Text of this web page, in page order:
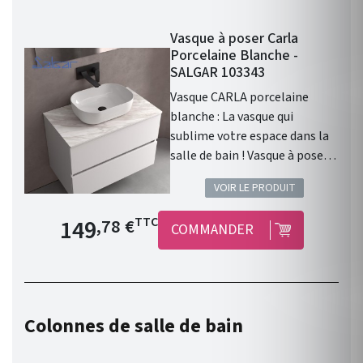
Vasque à poser Carla
Porcelaine Blanche -
SALGAR 103343
Vasque CARLA porcelaine
blanche : La vasque qui
sublime votre espace dans la
salle de bain ! Vasque à poser
CARLA sans siphon ni bonde
de vidage clic-clac
PORCELAINE BLANCHE Ø 360
x 105 mm . Vasque à poser .
Matière : Porcelaine. Finition :
Gamme : CARLA . Fabriqué en
VOIR LE PRODUIT
Prix de base
149,78 €TTC COMMANDER
Colonnes de salle de bain